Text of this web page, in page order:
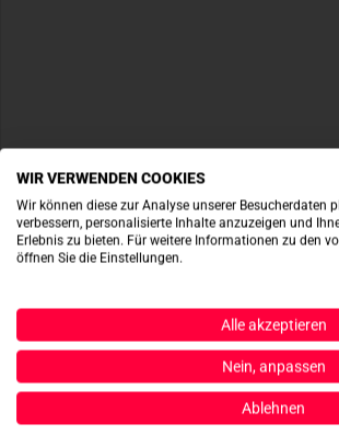
WIR VERWENDEN COOKIES
Wir können diese zur Analyse unserer Besucherdaten
verbessern, personalisierte Inhalte anzuzeigen und
Erlebnis zu bieten. Für weitere Informationen zu den
öffnen Sie die Einstellungen.
Alle akzeptieren
Nein, anpassen
Ablehnen